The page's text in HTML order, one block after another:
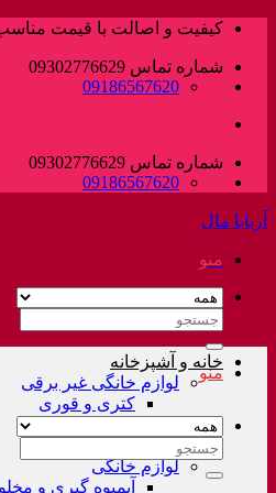
پرش
محتوا
کیفیت و اصالت با قیمت مناسب
شماره تماس 09302776629
09186567620
شماره تماس 09302776629
09186567620
آربابا مال
منو
جستجو
خانه و آشپزخانه
لوازم خانگی غیر برقی
کتری و قوری
لوازم خانگی
آبمیوه گیری و
منو
جستجو
برای: